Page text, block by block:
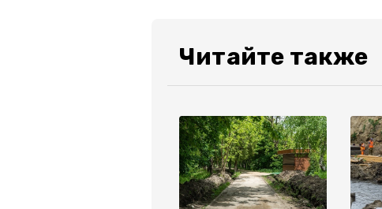
Читайте также